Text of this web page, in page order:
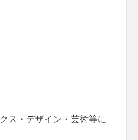
ス・デザイン・芸術等に